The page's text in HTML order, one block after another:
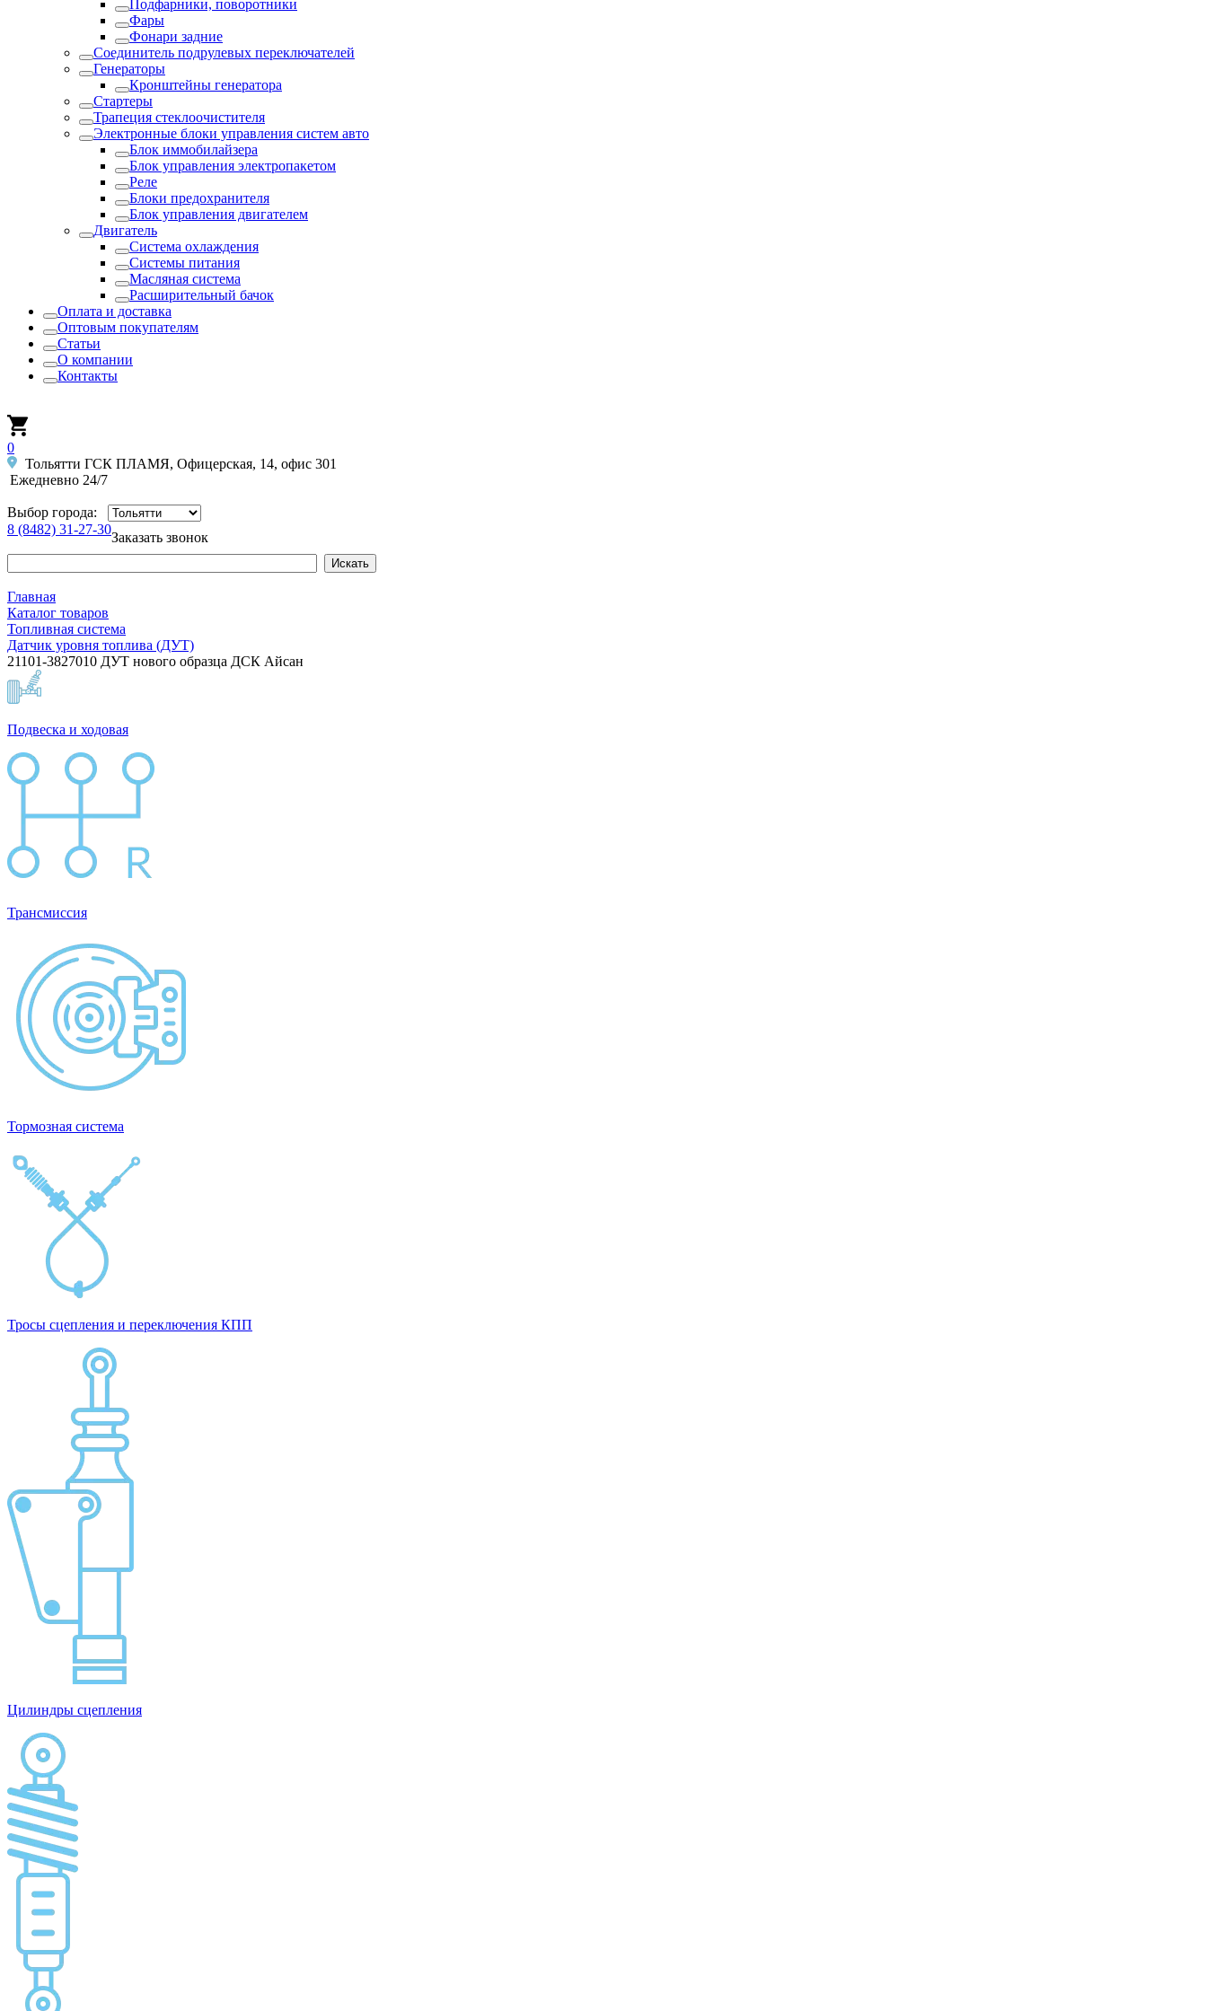
Подфарники, поворотники
Фары
Фонари задние
Соединитель подрулевых переключателей
Генераторы
Кронштейны генератора
Стартеры
Трапеция стеклоочистителя
Электронные блоки управления систем авто
Блок иммобилайзера
Блок управления электропакетом
Реле
Блоки предохранителя
Блок управления двигателем
Двигатель
Система охлаждения
Системы питания
Масляная система
Расширительный бачок
Оплата и доставка
Оптовым покупателям
Статьи
О компании
Контакты
0
Тольятти ГСК ПЛАМЯ, Офицерская, 14, офис 301
Ежедневно 24/7
Выбор города:
8 (8482) 31-27-30
Заказать звонок
Главная
Каталог товаров
Топливная система
Датчик уровня топлива (ДУТ)
21101-3827010 ДУТ нового образца ДСК Айсан
Подвеска и ходовая
Трансмиссия
Тормозная система
Тросы сцепления и переключения КПП
Цилиндры сцепления